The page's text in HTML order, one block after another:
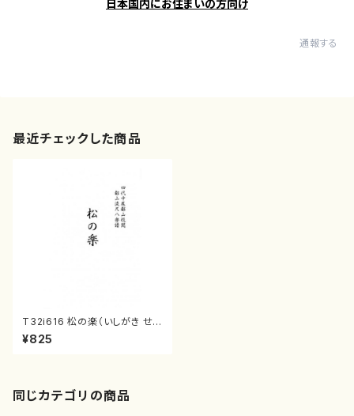
日本国内にお住まいの方向け
通報する
最近チェックした商品
T32i616 松の楽（いしがき せい
ざん（しょだい）/楽譜）都山流公
刊楽譜曲番:2334
¥825
同じカテゴリの商品